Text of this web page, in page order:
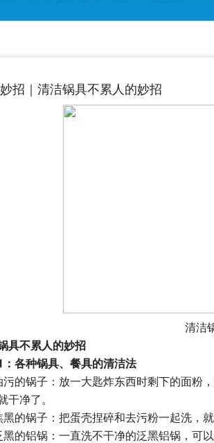
招｜清洁锅具不累人的妙招
清洁
具不累人的妙招
：各种锅具、餐具的清洁法
污的锅子：放一大匙炸东西时剩下的面粉
干净了。
黑的锅子：把蛋壳捏碎和去污粉一起洗，就
黑的铝锅：一直洗不干净的泛黑铝锅，可